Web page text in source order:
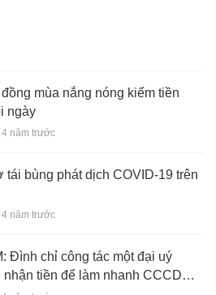
mùa nắng nóng kiếm tiền
ngày
4 năm trước
tái bùng phát dịch COVID-19 trên
4 năm trước
Đình chỉ công tác một đại uý
nhận tiền để làm nhanh CCCD